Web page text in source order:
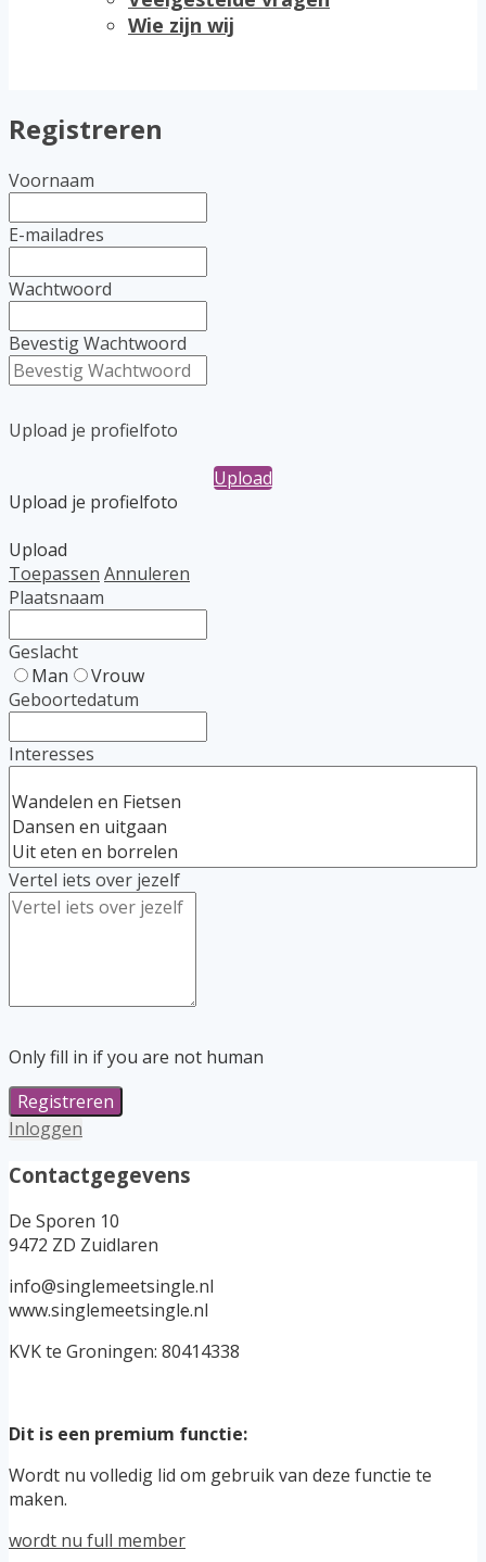
Wie zijn wij
Registreren
Voornaam
E-mailadres
Wachtwoord
Bevestig Wachtwoord
Upload je profielfoto
Upload
Upload je profielfoto
Upload
Toepassen Annuleren
Plaatsnaam
Geslacht
Man
Vrouw
Geboortedatum
Interesses
Vertel iets over jezelf
Only fill in if you are not human
Inloggen
Contactgegevens
De Sporen 10
9472 ZD Zuidlaren
info@singlemeetsingle.nl
www.singlemeetsingle.nl
KVK te Groningen: 80414338
Dit is een premium functie:
Wordt nu volledig lid om gebruik van deze functie te
maken.
wordt nu full member